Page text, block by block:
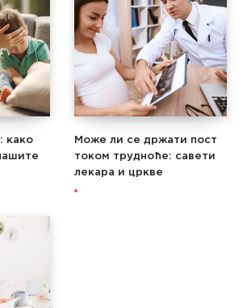
како
Може ли се држати пост
током трудноће: савети
лекара и цркве